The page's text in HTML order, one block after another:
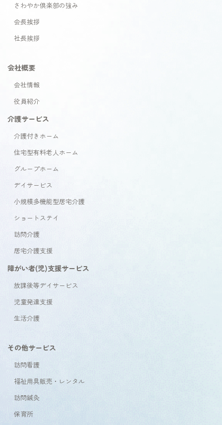
さわやか倶楽部の強み
会長挨拶
社長挨拶
会社概要
会社情報
役員紹介
介護サービス
介護付きホーム
住宅型有料老人ホーム
グループホーム
デイサービス
小規模多機能型居宅介護
ショートステイ
訪問介護
居宅介護支援
障がい者(児)支援サービス
放課後等デイサービス
児童発達支援
生活介護
その他サービス
訪問看護
福祉用具販売・レンタル
訪問鍼灸
保育所